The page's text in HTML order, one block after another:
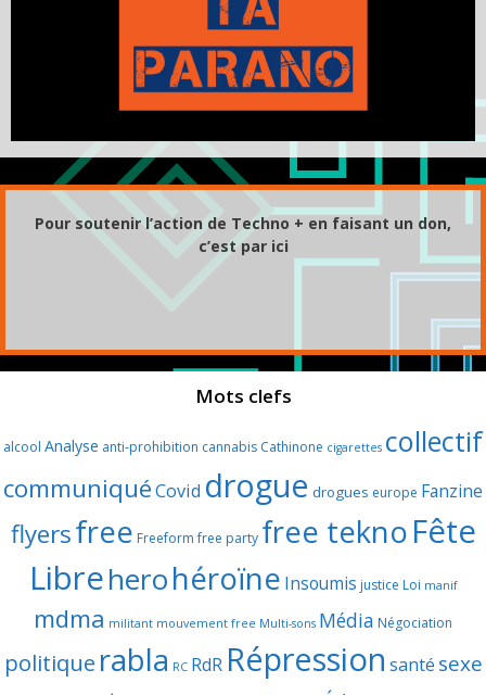
Pour soutenir l’action de Techno + en faisant un don,
c’est par ici
Mots clefs
alcool Analyse anti-prohibition cannabis Cathinone cigarettes collectif
communiquéCovid drogue drogues europe Fanzine
flyersfree Freeform free party free teknoFête
Libreherohéroïne Insoumis justice Loi manif
mdma militant mouvement free Multi-sons Média Négociation
politique rabla RC RdR Répression santé sexe